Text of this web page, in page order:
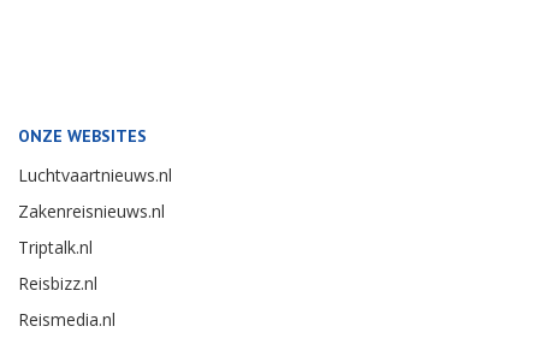
ONZE WEBSITES
Luchtvaartnieuws.nl
Zakenreisnieuws.nl
Triptalk.nl
Reisbizz.nl
Reismedia.nl